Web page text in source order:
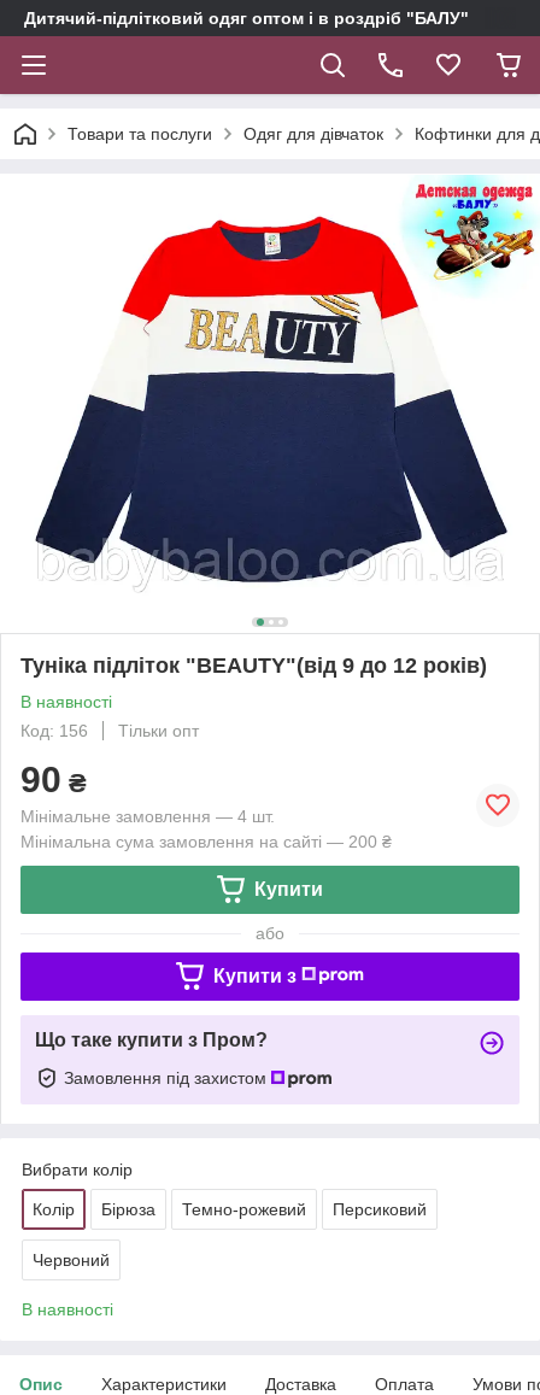
Дитячий-підлітковий одяг оптом і в роздріб "БАЛУ"
Товари та послуги Одяг для дівчаток Кофтинки для
Туніка підліток "BEAUTY"(від 9 до 12 років)
В наявності
Код: 156
Тільки опт
90 ₴
Мінімальне замовлення — 4 шт.
Мінімальна сума замовлення на сайті — 200 ₴
Купити
або
Купити з
Що таке купити з Пром?
Замовлення під захистом
Вибрати колір
Колір Бірюза Темно-рожевий Персиковий
Червоний
В наявності
Опис Характеристики Доставка Оплата Умови